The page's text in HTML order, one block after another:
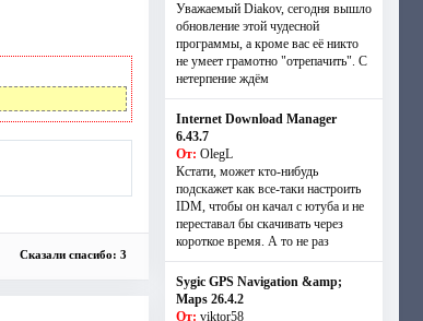
Сказали спасибо: 3
Уважаемый Diakov, сегодня вышло
обновление этой чудесной
программы, а кроме вас её никто
не умеет грамотно "отрепачить". С
нетерпение ждём
Internet Download Manager
6.43.7
От: OlegL
Кстати, может кто-нибудь
подскажет как все-таки настроить
IDM, чтобы он качал с ютуба и не
переставал бы скачивать через
короткое время. А то не раз
Sygic GPS Navigation &amp;
Maps 26.4.2
От: viktor58